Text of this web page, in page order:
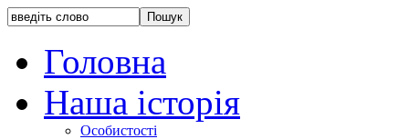
Головна
Наша історія
Особистості